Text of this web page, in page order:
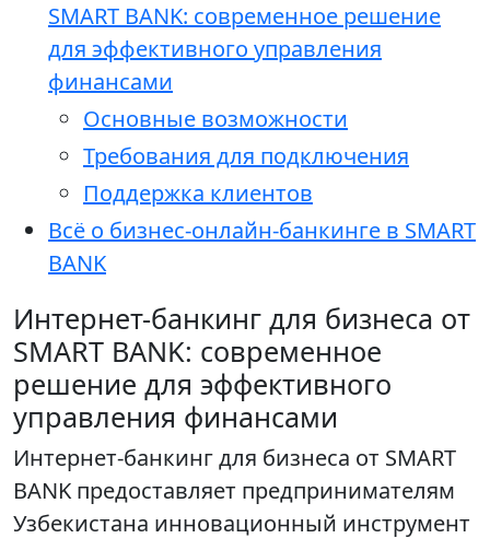
SMART BANK: современное решение
для эффективного управления
финансами
Основные возможности
Требования для подключения
Поддержка клиентов
Всё о бизнес-онлайн-банкинге в SMART
BANK
Интернет-банкинг для бизнеса от
SMART BANK: современное
решение для эффективного
управления финансами
Интернет-банкинг для бизнеса от SMART
BANK предоставляет предпринимателям
Узбекистана инновационный инструмент